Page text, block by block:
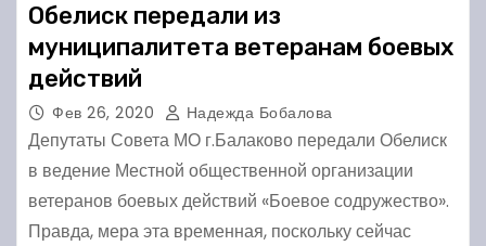
Обелиск передали из
муниципалитета ветеранам боевых
действий
Фев 26, 2020 Надежда Бобалова
Депутаты Совета МО г.Балаково передали Обелиск
в ведение Местной общественной организации
ветеранов боевых действий «Боевое содружество».
Правда, мера эта временная, поскольку сейчас